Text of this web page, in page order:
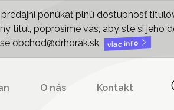
ponúkať plnú dostupnosť
titul, poprosíme vás, aby ste si jeho
obchod@drhorak.sk
viac info
O nás Kontakt